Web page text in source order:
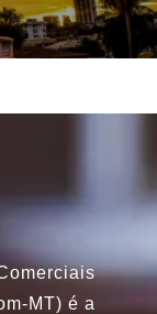
MT) é a